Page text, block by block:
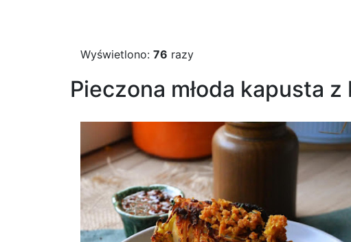
Wyświetlono: 76 razy
Pieczona młoda kapusta